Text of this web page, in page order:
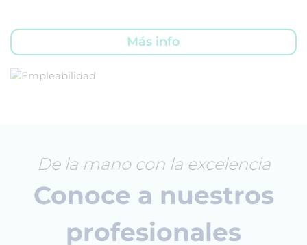
Más info
De la mano con la excelencia
Conoce a nuestros
profesionales